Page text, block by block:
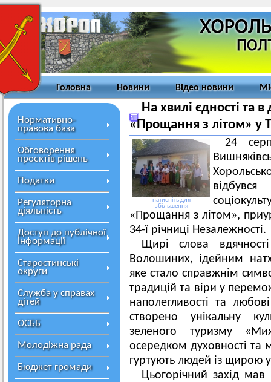
Головна Новини Відео новини
Нормативно-
правова база
Обговорення
проєктів рішень
Податки
Регуляторна
діяльність
Доступ до публічної
інформації
Старостинські
округи
Служба у справах
дітей
ОСББ
Молодіжна рада
Бюджет громади
На хвилі єдності та
«Прощання з літом» у
натисніть для
збільшення
24
«Прощання з літом»,
34-ї річниці Незалежності.
Щирі слова
Волошиних, ідейним
яке стало справжнім
традицій та віри у
наполегливості та
створено унікальну
зеленого туризму
осередком духовності та
гуртують людей із щирою
Цьогорічний захід